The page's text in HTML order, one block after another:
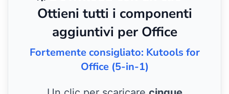
Ottieni tutti i componenti
aggiuntivi per Office
Fortemente consigliato: Kutools for
Office (5-in-1)